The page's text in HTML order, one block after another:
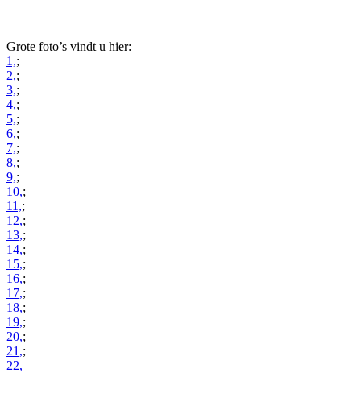
Grote foto’s vindt u hier:
1,;
2,;
3,;
4,;
5,;
6,;
7,;
8,;
9,;
10,;
11,;
12,;
13,;
14,;
15,;
16,;
17,;
18,;
19,;
20,;
21,;
22,